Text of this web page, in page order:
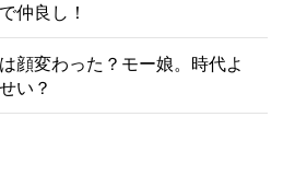
仲良し！
顔変わった？モー娘。時代よ
い？